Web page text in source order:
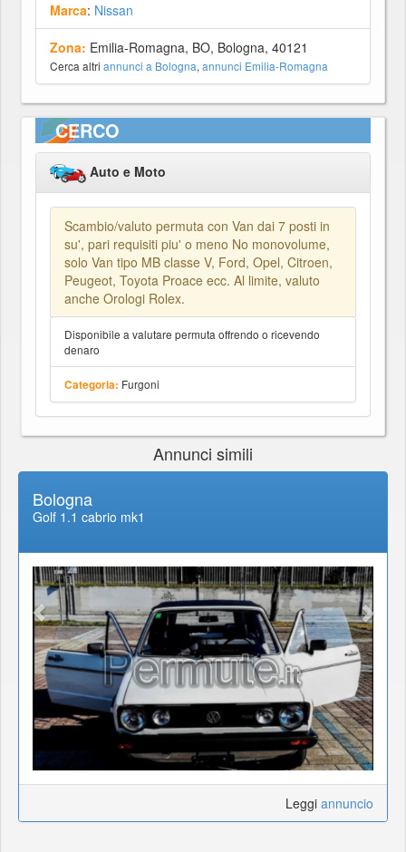
Marca: Nissan
Zona: Emilia-Romagna, BO, Bologna, 40121
Cerca altri annunci a Bologna, annunci Emilia-Romagna
CERCO
Auto e Moto
Scambio/valuto permuta con Van dai 7 posti in
su', pari requisiti piu' o meno No monovolume,
solo Van tipo MB classe V, Ford, Opel, Citroen,
Peugeot, Toyota Proace ecc. Al limite, valuto
anche Orologi Rolex.
Disponibile a valutare permuta offrendo o ricevendo
denaro
Categoria: Furgoni
Annunci simili
Bologna
Golf 1.1 cabrio mk1
Leggi annuncio